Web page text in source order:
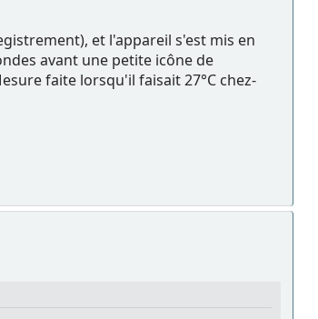
et l'appareil s'est mis en
avant une petite icône de
faite lorsqu'il faisait 27°C chez-